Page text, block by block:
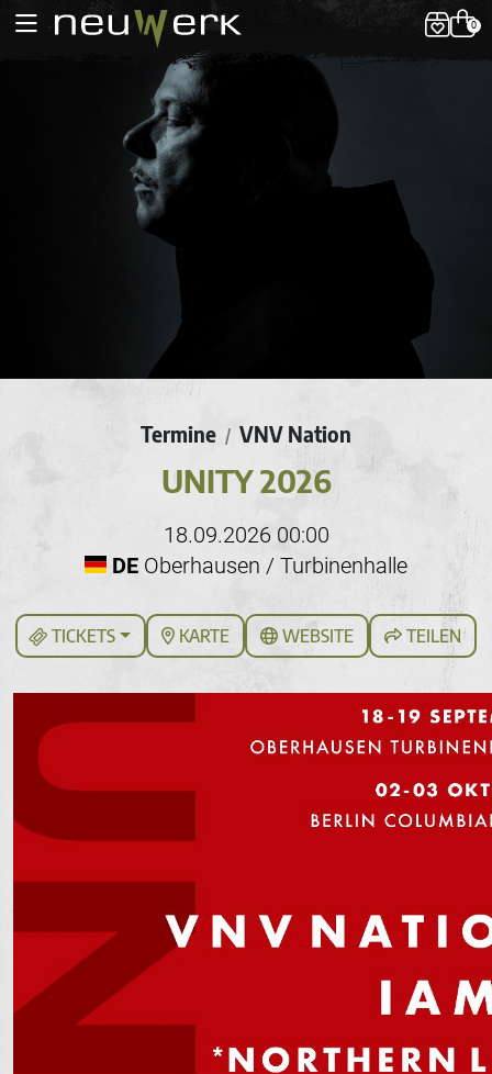
0
Termine / VNV Nation
UNITY 2026
18.09.2026 00:00
DEOberhausen / Turbinenhalle
TICKETS KARTE WEBSITE TEILEN